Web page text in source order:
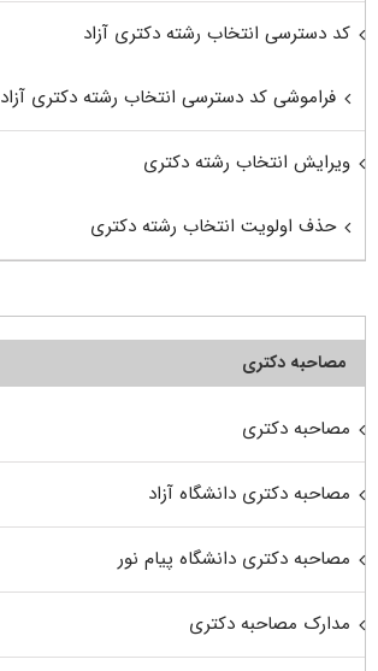
کد دسترسی انتخاب رشته دکتری آزاد
فراموشی کد دسترسی انتخاب رشته دکتری آزاد
ویرایش انتخاب رشته دکتری
حذف اولویت انتخاب رشته دکتری
مصاحبه دکتری
مصاحبه دکتری
مصاحبه دکتری دانشگاه آزاد
مصاحبه دکتری دانشگاه پیام نور
مدارک مصاحبه دکتری